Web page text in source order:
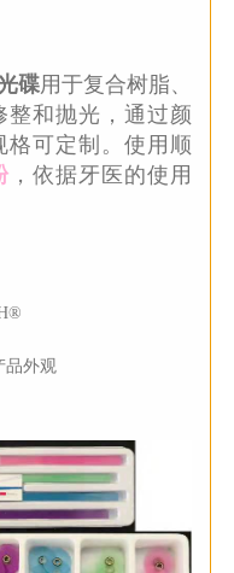
碟用于复合树脂、
整和抛光，通过颜
格可定制。使用顺
，依据牙医的使用
品外观